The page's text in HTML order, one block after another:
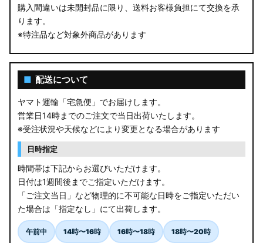
購入間違いは未開封品に限り、送料お客様負担にて交換を承
ります。
※特注品など対象外商品があります
■ 配送について
ヤマト運輸「宅急便」でお届けします。
営業日14時までのご注文で当日出荷いたします。
※受注状況や天候などにより変更となる場合があります
日時指定
時間帯は下記からお選びいただけます。
日付は1週間後までご指定いただけます。
「ご注文当日」など物理的に不可能な日時をご指定いただい
た場合は「指定なし」にて出荷します。
午前中 14時〜16時 16時〜18時 18時〜20時